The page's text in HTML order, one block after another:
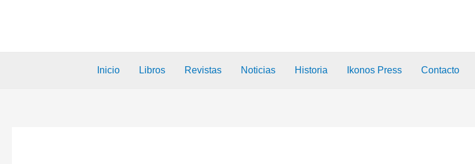
Inicio Libros Revistas Noticias Historia Ikonos Press Contacto